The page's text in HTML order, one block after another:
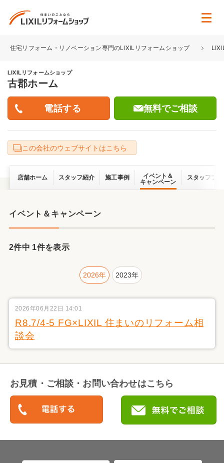
住宅リフォーム・リノベーション専門のLIXILリフォームショップ
LIXILリフォームショップ
古郡ホーム
無料でご相談
この会社のウェブサイトはこちら
店舗ホーム スタッフ紹介 施工事例
イベント＆
キャンペーン
スタッフブ
イベント＆キャンペーン
2件中 1件を表示
2026年 2023年
2026年06月22日 14:01
R8.7/4-5 FG×LIXIL 住まいのリフォーム相
談会
お見積・ご相談・お問い合わせはこちら